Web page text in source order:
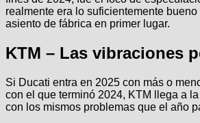
realmente era lo suficientemente bueno
asiento de fábrica en primer lugar.
KTM – Las vibraciones
Si Ducati entra en 2025 con más o
con el que terminó 2024, KTM llega a
con los mismos problemas que el año